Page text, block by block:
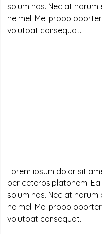
solum has. Nec at
ne mel. Mei probo
volutpat consequat.
Lorem ipsum dolor sit
per ceteros platonem.
solum has. Nec at
ne mel. Mei probo
volutpat consequat.